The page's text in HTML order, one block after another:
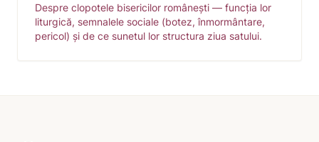
Despre clopotele bisericilor românești — funcția lor
liturgică, semnalele sociale (botez, înmormântare,
pericol) și de ce sunetul lor structura ziua satului.